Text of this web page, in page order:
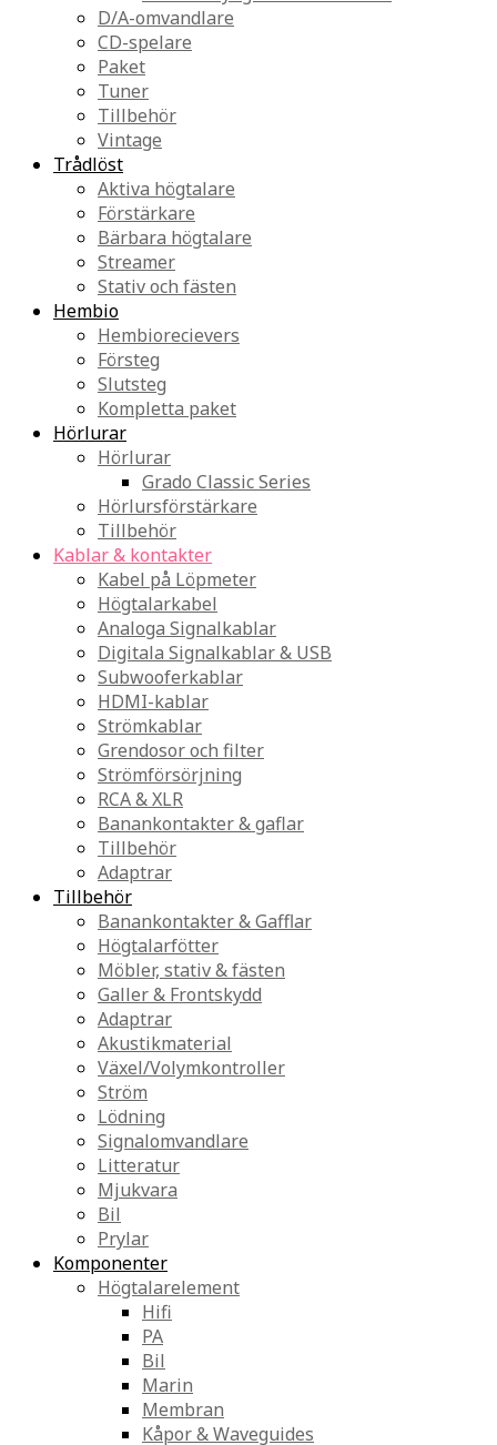
D/A-omvandlare
CD-spelare
Paket
Tuner
Tillbehör
Vintage
Trådlöst
Aktiva högtalare
Förstärkare
Bärbara högtalare
Streamer
Stativ och fästen
Hembio
Hembiorecievers
Försteg
Slutsteg
Kompletta paket
Hörlurar
Hörlurar
Grado Classic Series
Hörlursförstärkare
Tillbehör
Kablar & kontakter
Kabel på Löpmeter
Högtalarkabel
Analoga Signalkablar
Digitala Signalkablar & USB
Subwooferkablar
HDMI-kablar
Strömkablar
Grendosor och filter
Strömförsörjning
RCA & XLR
Banankontakter & gaflar
Tillbehör
Adaptrar
Tillbehör
Banankontakter & Gafflar
Högtalarfötter
Möbler, stativ & fästen
Galler & Frontskydd
Adaptrar
Akustikmaterial
Växel/Volymkontroller
Ström
Lödning
Signalomvandlare
Litteratur
Mjukvara
Bil
Prylar
Komponenter
Högtalarelement
Hifi
PA
Bil
Marin
Membran
Kåpor & Waveguides